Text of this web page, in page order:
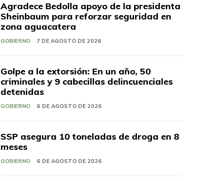
Agradece Bedolla apoyo de la presidenta
Sheinbaum para reforzar seguridad en
zona aguacatera
GOBIERNO 7 DE AGOSTO DE 2026
Golpe a la extorsión: En un año, 50
criminales y 9 cabecillas delincuenciales
detenidas
GOBIERNO 6 DE AGOSTO DE 2026
SSP asegura 10 toneladas de droga en 8
meses
GOBIERNO 6 DE AGOSTO DE 2026